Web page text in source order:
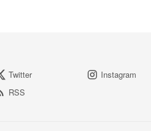
Twitter
Instagram
RSS